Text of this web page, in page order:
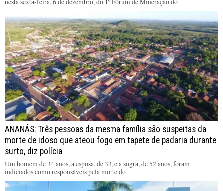
nesta sexta-feira, 6 de dezembro, do 1º Fórum de Mineração do
ANANÁS: Três pessoas da mesma família são suspeitas da
morte de idoso que ateou fogo em tapete de padaria durante
surto, diz polícia
Um homem de 34 anos, a esposa, de 33, e a sogra, de 52 anos, foram
indiciados como responsáveis pela morte do